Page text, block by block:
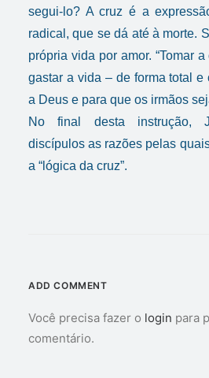
segui-lo? A cruz é a
radical, que se dá até à morte.
própria vida por amor. “Tomar
gastar a vida – de forma total e
a Deus e para que os irmãos
No final desta instrução,
discípulos as razões pelas
a “lógica da cruz”.
ADD COMMENT
Você precisa fazer o login para
comentário.